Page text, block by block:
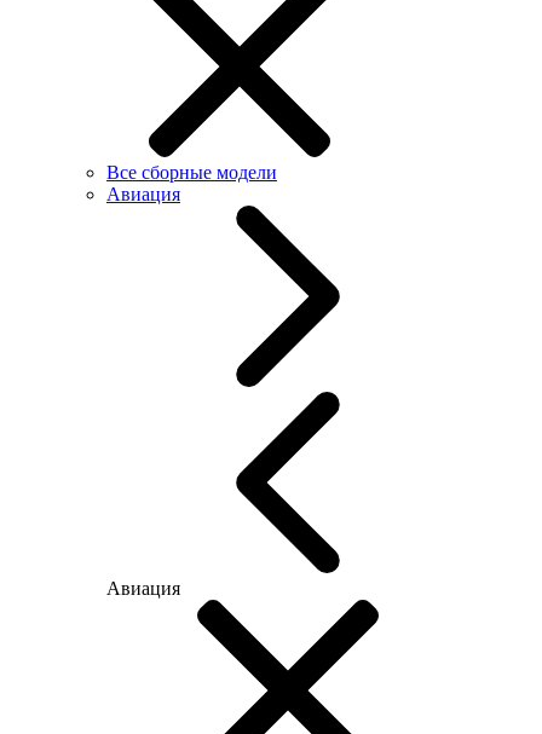
Все сборные модели
Авиация
Авиация